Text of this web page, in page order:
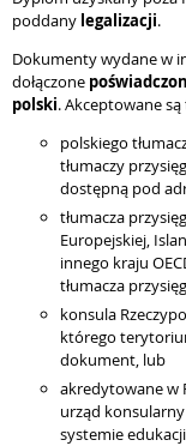
poddany legalizacji.
Dokumenty wydane w
dołączone
polski. Akceptowane
polskiego
tłumaczy
dostępną pod
tłumacza
Europejskiej,
innego kraju
tłumacza
konsula
którego
dokument, lub
akredytowane w
urząd
systemie